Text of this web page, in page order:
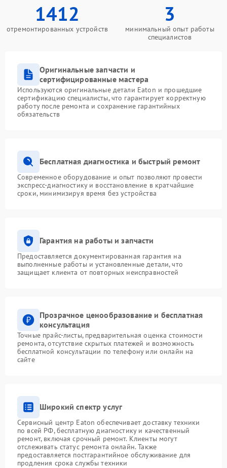
1412
отремонтированных устройств
3
минимальный опыт работы
специалистов
Оригинальные запчасти и
сертифицированные мастера
Используются оригинальные детали Eaton и прошедшие
сертификацию специалисты, что гарантирует корректную
работу после ремонта и сохранение гарантийных
обязательств
Бесплатная диагностика и быстрый ремонт
Современное оборудование и опыт позволяют провести
экспресс-диагностику и восстановление в кратчайшие
сроки, минимизируя время без устройства
Гарантия на работы и запчасти
Предоставляется документированная гарантия на
выполненные работы и установленные детали, что
защищает клиента от повторных неисправностей
Прозрачное ценообразование и бесплатная
консультация
Точные прайс-листы, предварительная оценка стоимости
ремонта, отсутствие скрытых платежей и возможность
бесплатной консультации по телефону или онлайн на
сайте
Широкий спектр услуг
Сервисный центр Eaton обеспечивает доставку техники
по всей РФ, бесплатную диагностику и качественный
ремонт, включая срочный ремонт. Клиенты могут
отслеживать статус ремонта онлайн. Также
предоставляется постгарантийное обслуживание для
продления срока службы техники